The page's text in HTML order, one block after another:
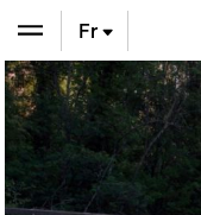
En
De
Fr